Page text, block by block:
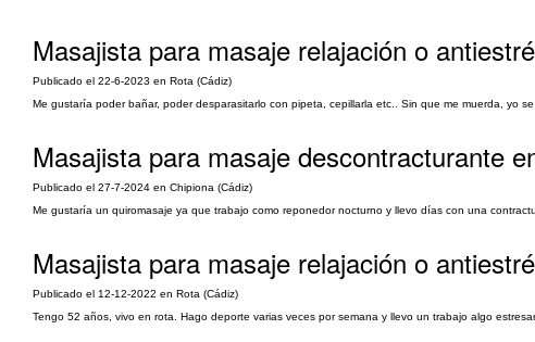
Masajista para masaje relajación o
Publicado el 22-6-2023 en Rota (Cádiz)
Me gustaría poder bañar, poder desparasitarlo con pipeta, cepillarla etc.. Sin que me muerda, yo
Masajista para masaje descontracturante
Publicado el 27-7-2024 en Chipiona (Cádiz)
Me gustaría un quiromasaje ya que trabajo como reponedor nocturno y llevo días con una
Masajista para masaje relajación o
Publicado el 12-12-2022 en Rota (Cádiz)
Tengo 52 años, vivo en rota. Hago deporte varias veces por semana y llevo un trabajo algo